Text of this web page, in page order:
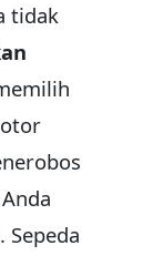
tidak